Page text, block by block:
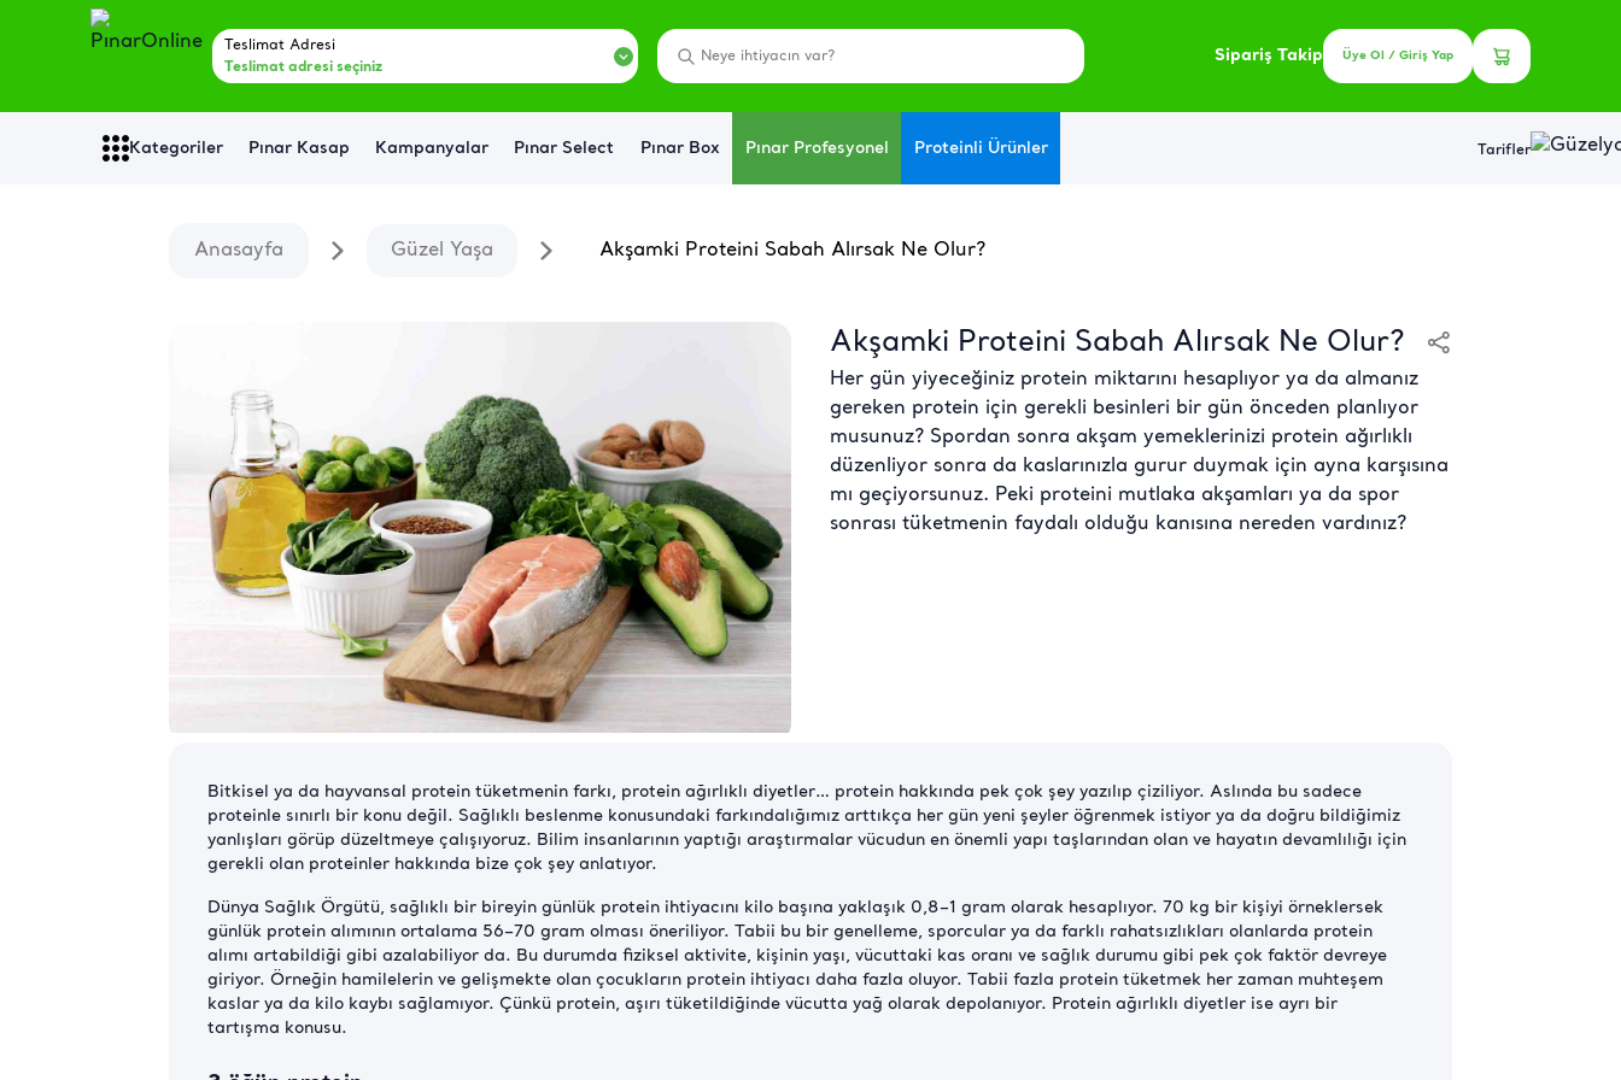
Teslimat Adresi
Teslimat adresi seçiniz
Sipariş Takip Üye Ol / Giriş Yap
Kategoriler Pınar Kasap Kampanyalar Pınar Select Pınar Box Pınar Profesyonel Proteinli Ürünler Tarifler
Anasayfa Güzel Yaşa Akşamki Proteini Sabah Alırsak Ne Olur?
Akşamki Proteini Sabah Alırsak Ne Olur?
Her gün yiyeceğiniz protein miktarını hesaplıyor ya da almanız
gereken protein için gerekli besinleri bir gün önceden planlıyor
musunuz? Spordan sonra akşam yemeklerinizi protein ağırlıklı
düzenliyor sonra da kaslarınızla gurur duymak için ayna karşısına
mı geçiyorsunuz. Peki proteini mutlaka akşamları ya da spor
sonrası tüketmenin faydalı olduğu kanısına nereden vardınız?
Bitkisel ya da hayvansal protein tüketmenin farkı, protein ağırlıklı diyetler… protein hakkında pek çok şey yazılıp çiziliyor. Aslında bu sadece
proteinle sınırlı bir konu değil. Sağlıklı beslenme konusundaki farkındalığımız arttıkça her gün yeni şeyler öğrenmek istiyor ya da doğru bildiğimiz
yanlışları görüp düzeltmeye çalışıyoruz. Bilim insanlarının yaptığı araştırmalar vücudun en önemli yapı taşlarından olan ve hayatın devamlılığı için
gerekli olan proteinler hakkında bize çok şey anlatıyor.
Dünya Sağlık Örgütü, sağlıklı bir bireyin günlük protein ihtiyacını kilo başına yaklaşık 0,8–1 gram olarak hesaplıyor. 70 kg bir kişiyi örneklersek
günlük protein alımının ortalama 56–70 gram olması öneriliyor. Tabii bu bir genelleme, sporcular ya da farklı rahatsızlıkları olanlarda protein
alımı artabildiği gibi azalabiliyor da. Bu durumda fiziksel aktivite, kişinin yaşı, vücuttaki kas oranı ve sağlık durumu gibi pek çok faktör devreye
giriyor. Örneğin hamilelerin ve gelişmekte olan çocukların protein ihtiyacı daha fazla oluyor. Tabii fazla protein tüketmek her zaman muhteşem
kaslar ya da kilo kaybı sağlamıyor. Çünkü protein, aşırı tüketildiğinde vücutta yağ olarak depolanıyor. Protein ağırlıklı diyetler ise ayrı bir
tartışma konusu.